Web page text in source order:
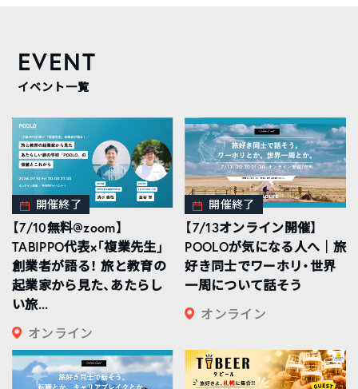
EVENT
イベント一覧
開催終了
【7/10無料@zoom】
TABIPPO代表×「複業先生」
創業者が語る！ 旅と教育の
起業家から見た、あたらし
い旅...
オンライン
開催終了
【7/13オンライン開催】
POOLOが気になる人へ｜旅
好き同士でワーホリ・世界
一周について話そう
オンライン